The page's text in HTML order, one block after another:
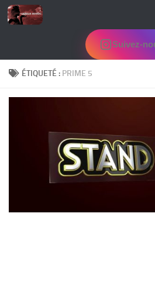
Skip to content
Suivez-
ÉTIQUETÉ : PRIME 5